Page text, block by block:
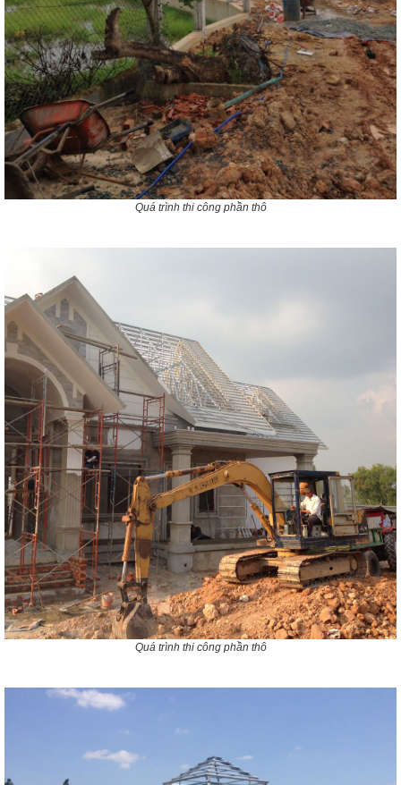
Quá trình thi công phần thô
Quá trình thi công phần thô